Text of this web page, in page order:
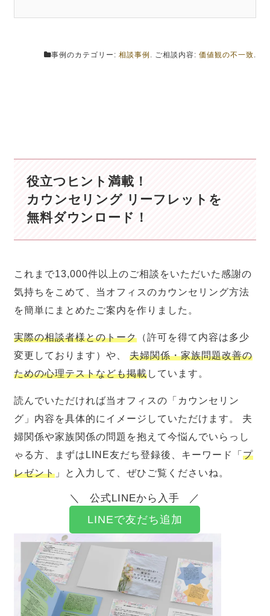
事例のカテゴリー: 相談事例 . ご相談内容: 価値観の不一致.
役立つヒント満載！
カウンセリング リーフレットを
無料ダウンロード！
これまで13,000件以上のご相談をいただいた感謝の
気持ちをこめて、当オフィスのカウンセリング方法
を簡単にまとめたご案内を作りました。
実際の相談者様とのトーク （許可を得て内容は多少
変更しております）や、夫婦関係・家族問題改善の
ための心理テストなども掲載しています。
読んでいただければ当オフィスの「カウンセリン
グ」内容を具体的にイメージしていただけます。 夫
婦関係や家族関係の問題を抱えて今悩んでいらっし
ゃる方、まずはLINE友だち登録後、キーワード「プ
レゼント 」と入力して、ぜひご覧くださいね。
公式LINEから入手
LINEで友だち追加